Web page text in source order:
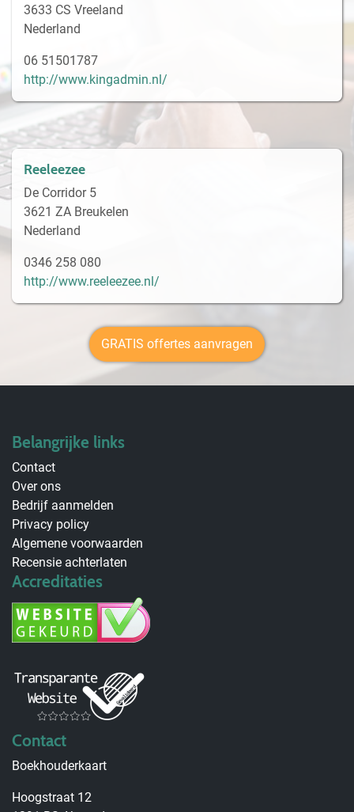
3633 CS Vreeland
Nederland
06 51501787
http://www.kingadmin.nl/
Reeleezee
De Corridor 5
3621 ZA Breukelen
Nederland
0346 258 080
http://www.reeleezee.nl/
GRATIS offertes aanvragen
Belangrijke links
Contact
Over ons
Bedrijf aanmelden
Privacy policy
Algemene voorwaarden
Recensie achterlaten
Accreditaties
Contact
Boekhouderkaart
Hoogstraat 12